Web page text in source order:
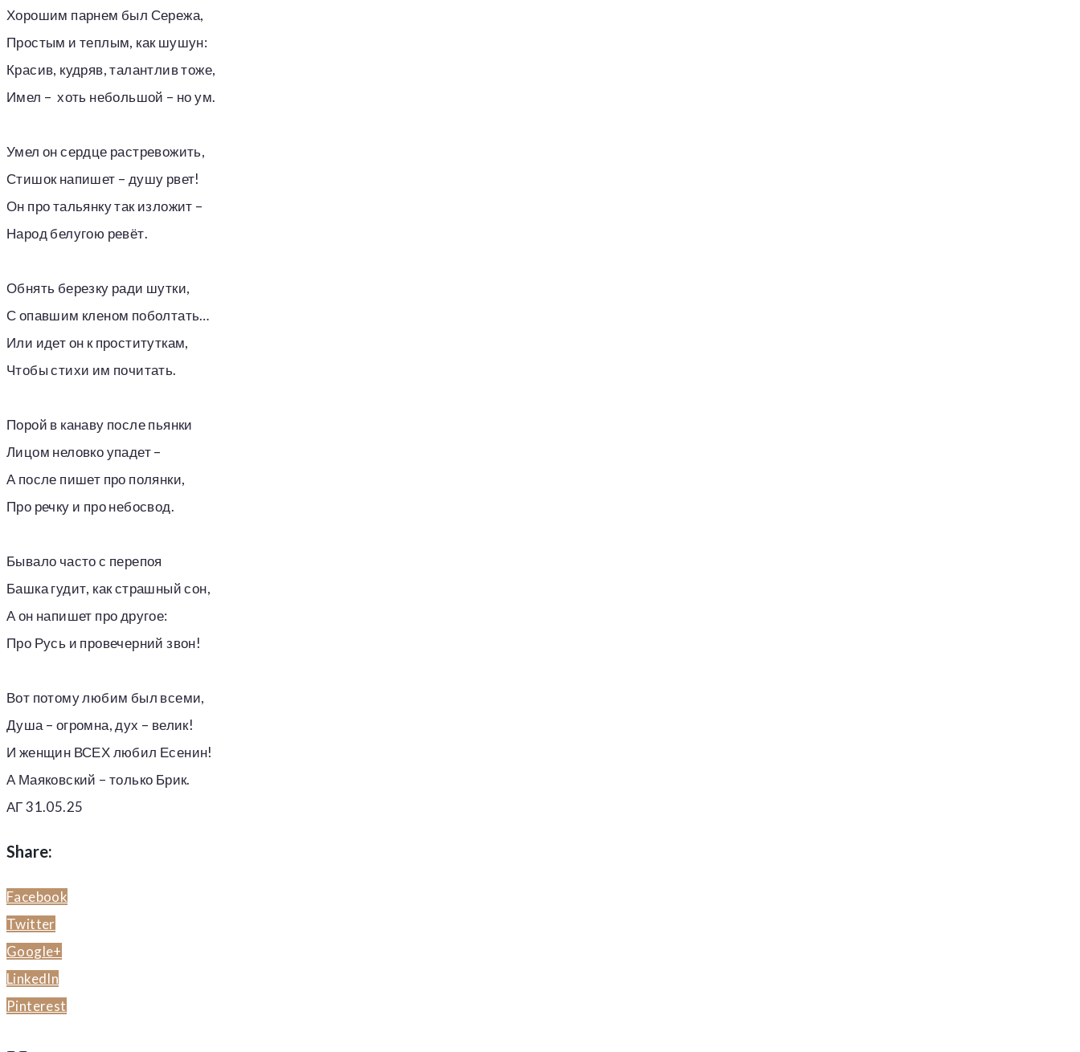
Хорошим парнем был Сережа,
Простым и теплым, как шушун:
Красив, кудряв, талантлив тоже,
Имел – хоть небольшой – но ум.
Умел он сердце растревожить,
Стишок напишет – душу рвет!
Он про тальянку так изложит –
Народ белугою ревёт.
Обнять березку ради шутки,
С опавшим кленом поболтать…
Или идет он к проституткам,
Чтобы стихи им почитать.
Порой в канаву после пьянки
Лицом неловко упадет –
А после пишет про полянки,
Про речку и про небосвод.
Бывало часто с перепоя
Башка гудит, как страшный сон,
А он напишет про другое:
Про Русь и провечерний звон!
Вот потому любим был всеми,
Душа – огромна, дух – велик!
И женщин ВСЕХ любил Есенин!
А Маяковский – только Брик.
АГ 31.05.25
Share:
Facebook
Twitter
Google+
LinkedIn
Pinterest